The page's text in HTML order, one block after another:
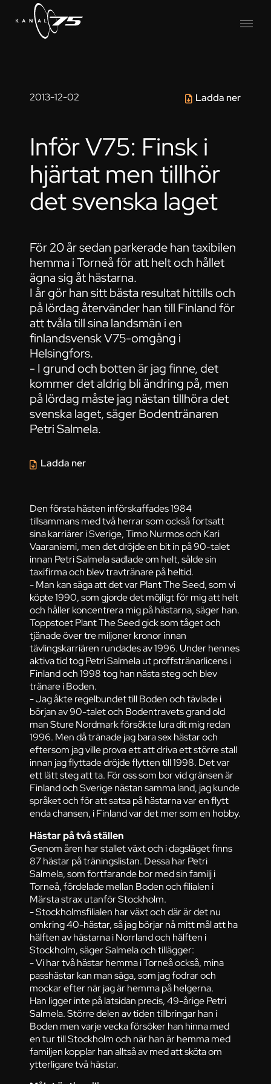
2013-12-02 Ladda ner
Inför V75: Finsk i
hjärtat men tillhör
det svenska laget
För 20 år sedan parkerade han taxibilen
hemma i Torneå för att helt och hållet
ägna sig åt hästarna.
I år gör han sitt bästa resultat hittills och
på lördag återvänder han till Finland för
att tvåla till sina landsmän i en
finlandsvensk V75-omgång i
Helsingfors.
- I grund och botten är jag finne, det
kommer det aldrig bli ändring på, men
på lördag måste jag nästan tillhöra det
svenska laget, säger Bodentränaren
Petri Salmela.
Den första hästen införskaffades 1984
tillsammans med två herrar som också fortsatt
sina karriärer i Sverige, Timo Nurmos och Kari
Vaaraniemi, men det dröjde en bit in på 90-talet
innan Petri Salmela sadlade om helt, sålde sin
taxifirma och blev travtränare på heltid.
- Man kan säga att det var Plant The Seed, som vi
köpte 1990, som gjorde det möjligt för mig att helt
och håller koncentrera mig på hästarna, säger han.
Toppstoet Plant The Seed gick som tåget och
tjänade över tre miljoner kronor innan
tävlingskarriären rundades av 1996. Under hennes
aktiva tid tog Petri Salmela ut proffstränarlicens i
Finland och 1998 tog han nästa steg och blev
tränare i Boden.
- Jag åkte regelbundet till Boden och tävlade i
början av 90-talet och Bodentravets grand old
man Sture Nordmark försökte lura dit mig redan
1996. Men då tränade jag bara sex hästar och
eftersom jag ville prova ett att driva ett större stall
innan jag flyttade dröjde flytten till 1998. Det var
ett lätt steg att ta. För oss som bor vid gränsen är
Finland och Sverige nästan samma land, jag kunde
språket och för att satsa på hästarna var en flytt
enda chansen, i Finland var det mer som en hobby.
Hästar på två ställen
Genom åren har stallet växt och i dagsläget finns
87 hästar på träningslistan. Dessa har Petri
Salmela, som fortfarande bor med sin familj i
Torneå, fördelade mellan Boden och filialen i
Märsta strax utanför Stockholm.
- Stockholmsfilialen har växt och där är det nu
omkring 40-hästar, så jag börjar nå mitt mål att ha
hälften av hästarna i Norrland och hälften i
Stockholm, säger Salmela och tillägger:
- Vi har två hästar hemma i Torneå också, mina
passhästar kan man säga, som jag fodrar och
mockar efter när jag är hemma på helgerna.
Han ligger inte på latsidan precis, 49-årige Petri
Salmela. Större delen av tiden tillbringar han i
Boden men varje vecka försöker han hinna med
en tur till Stockholm och när han är hemma med
familjen kopplar han alltså av med att sköta om
ytterligare två hästar.
Ladda ner